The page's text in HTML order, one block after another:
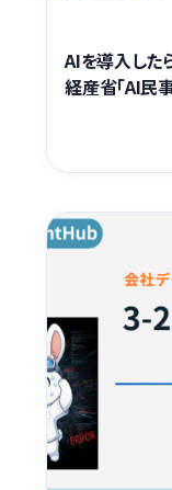
AIを導入した
経産省「AI民